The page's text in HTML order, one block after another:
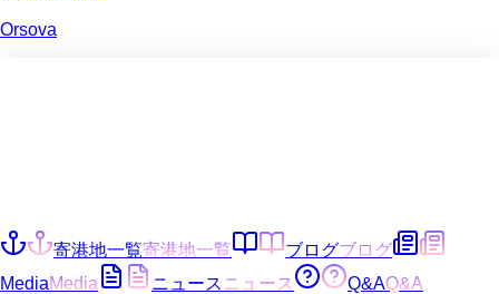
Orsova
寄港地一覧寄港地一覧 ブログブログ
MediaMedia ニュース ニュース Q&AQ&A